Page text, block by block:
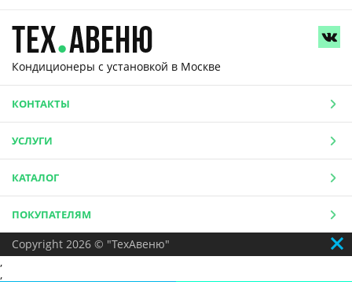
Кондиционеры с установкой в Москве
КОНТАКТЫ
УСЛУГИ
КАТАЛОГ
ПОКУПАТЕЛЯМ
Copyright 2026 © "ТехАвеню"
,
,